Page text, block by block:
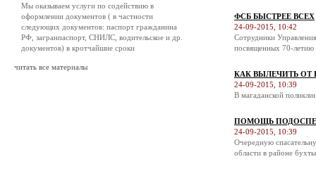
Мы оказываем услуги по содействию в
оформлении документов ( в частности
следующих документов: паспорт гражданина
РФ, загранпаспорт, СНИЛС, водительское и др.
документов) в кротчайшие сроки
читать все материалы
ФСБ БЫСТРЕЕ ВСЕХ
24-09-2015, 10:42
Сотрудники
посвященных 70-летию
КАК ВЫЛЕЧИТЬ ОТ
24-09-2015, 10:39
В магаданской
ПОМОЩЬ
24-09-2015, 10:39
Очередную
области в районе